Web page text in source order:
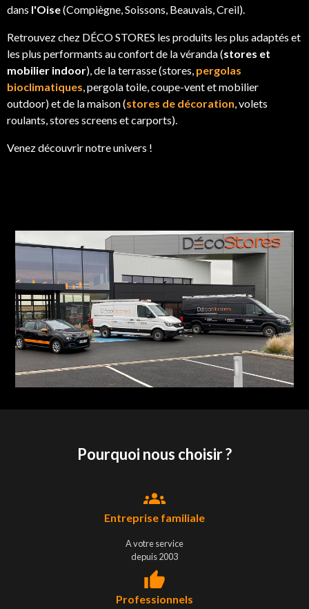
dans l'Oise(Compiègne, Soissons, Beauvais, Creil).
Retrouvez chez DÉCO STORES les produits les plus adaptés et
les plus performants au confort de la véranda (stores et
mobilier indoor), de la terrasse (stores, pergolas
bioclimatiques, pergola toile, coupe-vent et mobilier
outdoor) et de la maison (stores de décoration, volets
roulants, stores screens et carports).
Venez découvrir notre univers !
Pourquoi nous choisir ?
groups
Entreprise familiale
A votre service
depuis 2003
thumb_up
Professionnels